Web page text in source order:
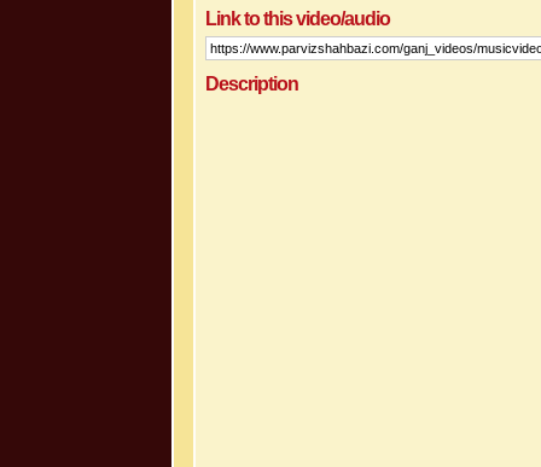
Link to this video/audio
Description